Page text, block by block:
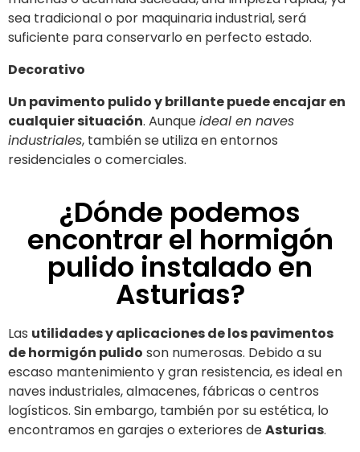
sea tradicional o por maquinaria industrial, será
suficiente para conservarlo en perfecto estado.
Decorativo
Un pavimento pulido y brillante puede encajar en
cualquier situación. Aunqueideal en naves
industriales, también se utiliza en entornos
residenciales o comerciales.
¿Dónde podemos
encontrar el hormigón
pulido instalado en
Asturias?
Las utilidades y aplicaciones de los pavimentos
de hormigón pulido son numerosas. Debido a su
escaso mantenimiento y gran resistencia, es ideal en
naves industriales, almacenes, fábricas o centros
logísticos. Sin embargo, también por su estética, lo
encontramos en garajes o exteriores deAsturias.